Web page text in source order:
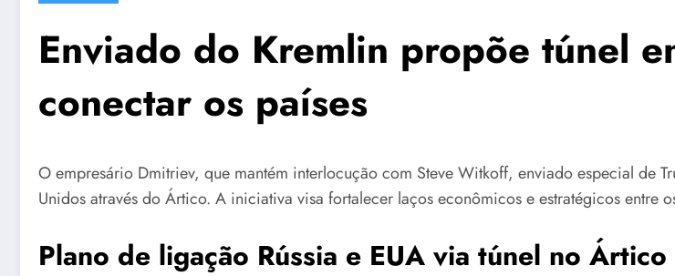
Enviado do Kremlin propõe túnel
conectar os países
O empresário Dmitriev, que mantém interlocução com Steve Witkoff, enviado especial de
Unidos através do Ártico. A iniciativa visa fortalecer laços econômicos e estratégicos entre
Plano de ligação Rússia e EUA via túnel no Ártico